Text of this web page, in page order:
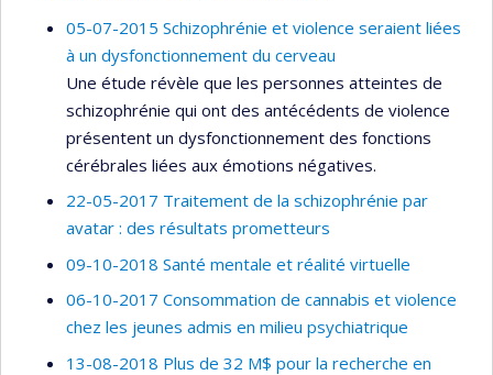
05-07-2015 Schizophrénie et violence seraient liées
à un dysfonctionnement du cerveau
Une étude révèle que les personnes atteintes de
schizophrénie qui ont des antécédents de violence
présentent un dysfonctionnement des fonctions
cérébrales liées aux émotions négatives.
22-05-2017 Traitement de la schizophrénie par
avatar : des résultats prometteurs
09-10-2018 Santé mentale et réalité virtuelle
06-10-2017 Consommation de cannabis et violence
chez les jeunes admis en milieu psychiatrique
13-08-2018 Plus de 32 M$ pour la recherche en